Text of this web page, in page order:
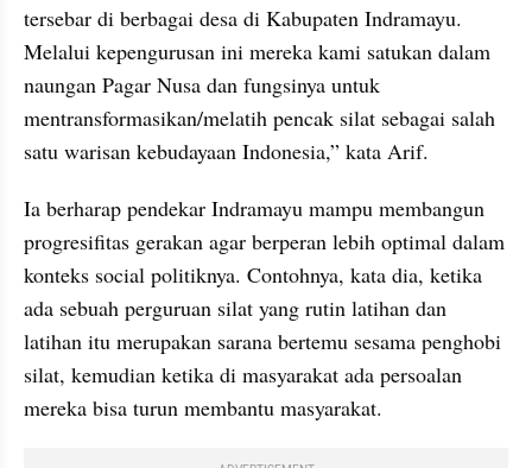
tersebar di berbagai desa di Kabupaten Indramayu.
Melalui kepengurusan ini mereka kami satukan dalam
naungan Pagar Nusa dan fungsinya untuk
mentransformasikan/melatih pencak silat sebagai salah
satu warisan kebudayaan Indonesia,” kata Arif.
Ia berharap pendekar Indramayu mampu membangun
progresifitas gerakan agar berperan lebih optimal dalam
konteks social politiknya. Contohnya, kata dia, ketika
ada sebuah perguruan silat yang rutin latihan dan
latihan itu merupakan sarana bertemu sesama penghobi
silat, kemudian ketika di masyarakat ada persoalan
mereka bisa turun membantu masyarakat.